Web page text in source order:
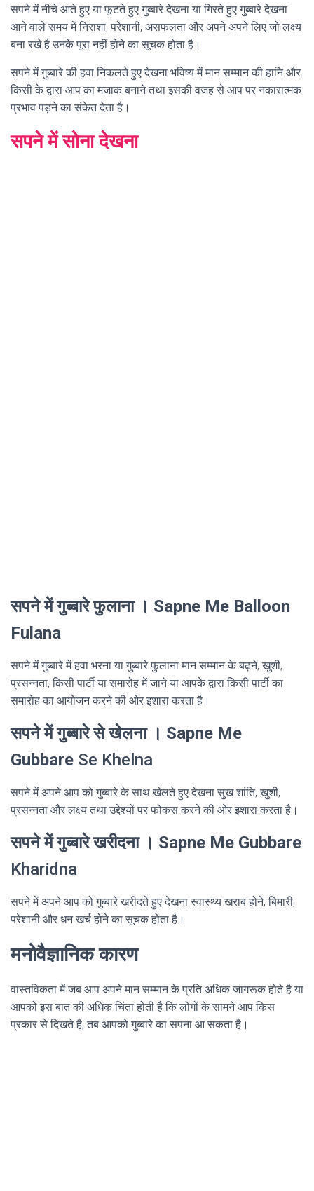
सपने में नीचे आते हुए या फूटते हुए गुब्बारे देखना या गिरते हुए गुब्बारे देखना
आने वाले समय में निराशा, परेशानी, असफलता और अपने अपने लिए जो लक्ष्य
बना रखे है उनके पूरा नहीं होने का सूचक होता है।
सपने में गुब्बारे की हवा निकलते हुए देखना भविष्य में मान सम्मान की हानि और
किसी के द्वारा आप का मजाक बनाने तथा इसकी वजह से आप पर नकारात्मक
प्रभाव पड़ने का संकेत देता है।
सपने में सोना देखना
सपने में गुब्बारे फुलाना । Sapne Me Balloon
Fulana
सपने में गुब्बारे में हवा भरना या गुब्बारे फुलाना मान सम्मान के बढ़ने, खुशी,
प्रसन्नता, किसी पार्टी या समारोह में जाने या आपके द्वारा किसी पार्टी का
समारोह का आयोजन करने की ओर इशारा करता है।
सपने में गुब्बारे से खेलना । Sapne Me
Gubbare Se Khelna
सपने में अपने आप को गुब्बारे के साथ खेलते हुए देखना सुख शांति, खुशी,
प्रसन्नता और लक्ष्य तथा उद्देश्यों पर फोकस करने की ओर इशारा करता है।
सपने में गुब्बारे खरीदना । Sapne Me Gubbare
Kharidna
सपने में अपने आप को गुब्बारे खरीदते हुए देखना स्वास्थ्य खराब होने, बिमारी,
परेशानी और धन खर्च होने का सूचक होता है।
मनोवैज्ञानिक कारण
वास्तविकता में जब आप अपने मान सम्मान के प्रति अधिक जागरूक होते है या
आपको इस बात की अधिक चिंता होती है कि लोगों के सामने आप किस
प्रकार से दिखते है, तब आपको गुब्बारे का सपना आ सकता है।